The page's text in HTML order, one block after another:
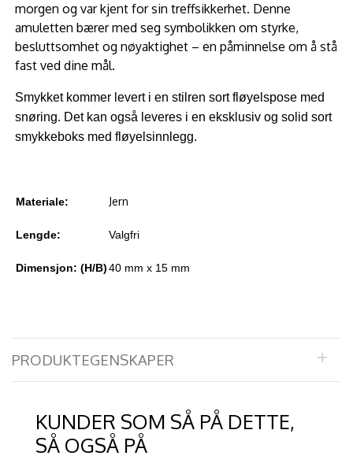
morgen og var kjent for sin treffsikkerhet. Denne
amuletten bærer med seg symbolikken om styrke,
besluttsomhet og nøyaktighet – en påminnelse om å stå
fast ved dine mål.
Smykket kommer levert i en stilren sort fløyelspose med
snøring. Det kan også leveres i en eksklusiv og solid sort
smykkeboks med fløyelsinnlegg.
Materiale: Jern
Lengde: Valgfri
Dimensjon: (H/B)40 mm x 15 mm
PRODUKTEGENSKAPER
KUNDER SOM SÅ PÅ DETTE,
SÅ OGSÅ PÅ